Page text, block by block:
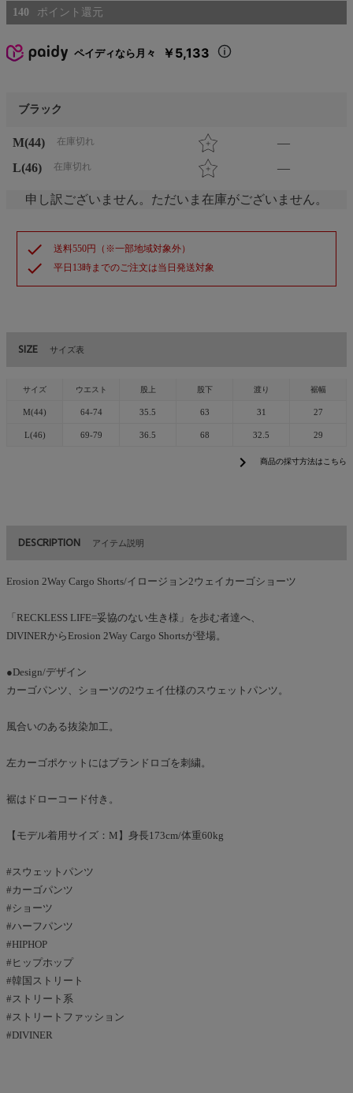
140
ペイディなら月々 ￥5,133
ブラック
M(44) 在庫切れ
—
L(46)
在庫切れ —
申し訳ございません。ただいま在庫がございません。
check 送料550円（※一部地域対象外）
check 平日13時までのご注文は当日発送対象
SIZE サイズ表
サイズ ウエスト 股上 股下 渡り 裾幅
M(44) 64-74 35.5 63 31 27
L(46) 69-79 36.5 68 32.5 29
chevron_right 商品の採寸方法はこちら
DESCRIPTION アイテム説明
Erosion 2Way Cargo Shorts/イロージョン2ウェイカーゴショーツ
「RECKLESS LIFE=妥協のない生き様」を歩む者達へ、
DIVINERからErosion 2Way Cargo Shortsが登場。
●Design/デザイン
カーゴパンツ、ショーツの2ウェイ仕様のスウェットパンツ。
風合いのある抜染加工。
左カーゴポケットにはブランドロゴを刺繍。
裾はドローコード付き。
【モデル着用サイズ：M】身長173cm/体重60kg
#スウェットパンツ
#カーゴパンツ
#ショーツ
#ハーフパンツ
#HIPHOP
#ヒップホップ
#韓国ストリート
#ストリート系
#ストリートファッション
#DIVINER